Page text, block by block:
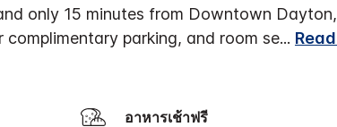
only 15 minutes from Downtown
complimentary parking, and room se...
อาหารเช้าฟรี